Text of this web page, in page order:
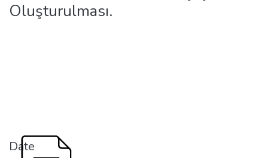
Oluşturulması.
Date